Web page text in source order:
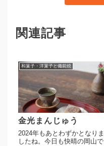
関連記事
和菓子・洋菓子と備前焼
金光まんじゅう
2024年もあとわずかとなりま
したね。今日も快晴の岡山で